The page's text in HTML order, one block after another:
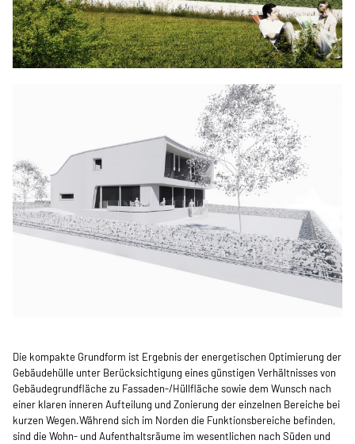
Die kompakte Grundform ist Ergebnis der energetischen Optimierung der
Gebäudehülle unter Berücksichtigung eines günstigen Verhältnisses von
Gebäudegrundfläche zu Fassaden-/Hüllfläche sowie dem Wunsch nach
einer klaren inneren Aufteilung und Zonierung der einzelnen Bereiche bei
kurzen Wegen.Während sich im Norden die Funktionsbereiche befinden,
sind die Wohn- und Aufenthaltsräume im wesentlichen nach Süden und